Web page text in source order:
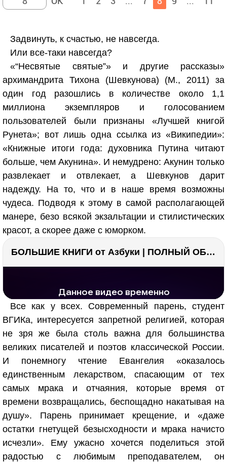
Задвинуть, к счастью, не навсегда.
Или все-таки навсегда?
«“Несвятые святые”» и другие рассказы»
архимандрита Тихона (Шевкунова) (М., 2011) за
один год разошлись в количестве около 1,1
миллиона экземпляров и голосованием
пользователей были признаны «Лучшей книгой
Рунета»; вот лишь одна ссылка из «Википедии»:
«Книжные итоги года: духовника Путина читают
больше, чем Акунина». И немудрено: Акунин только
развлекает и отвлекает, а Шевкунов дарит
надежду. На то, что и в наше время возможны
чудеса. Подводя к этому в самой располагающей
манере, безо всякой экзальтации и стилистических
красот, а скорее даже с юморком.
БОЛЬШИЕ КНИГИ от Азбуки | ПОЛНЫЙ ОБЗОР | Моя коллекция 20+ книг ??
Все как у всех. Современный парень, студент
ВГИКа, интересуется запретной религией, которая
не зря же была столь важна для большинства
великих писателей и поэтов классической России.
И понемногу чтение Евангелия «оказалось
единственным лекарством, спасающим от тех
самых мрака и отчаяния, которые время от
времени возвращались, беспощадно накатывая на
душу». Парень принимает крещение, и «даже
остатки гнетущей безысходности и мрака начисто
исчезли». Ему ужасно хочется поделиться этой
радостью с любимым преподавателем, он